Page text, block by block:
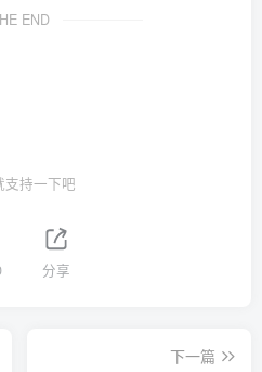
END
支持一下吧
分享
下一篇